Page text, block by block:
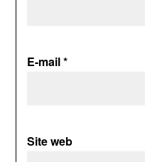
E-mail*
Site web